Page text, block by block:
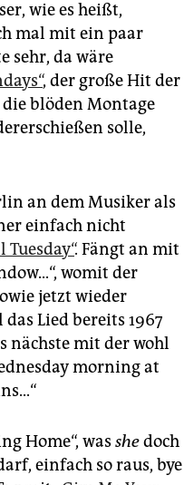
wie es heißt,
mal mit ein paar
sehr, da wäre
, der große Hit der
die blöden Montage
solle,
an dem Musiker als
einfach nicht
Tuesday“. Fängt an mit
womit der
jetzt wieder
Lied bereits 1967
nächste mit der wohl
morning at
Home“, was shedoch
einfach so raus, bye